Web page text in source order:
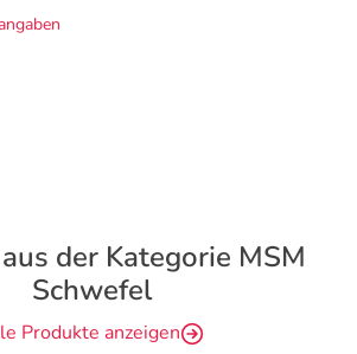
der Kategorie MSM
Schwefel
Produkte anzeigen